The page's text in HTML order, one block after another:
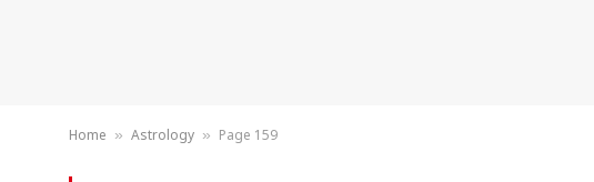
Home » Astrology » Page 159